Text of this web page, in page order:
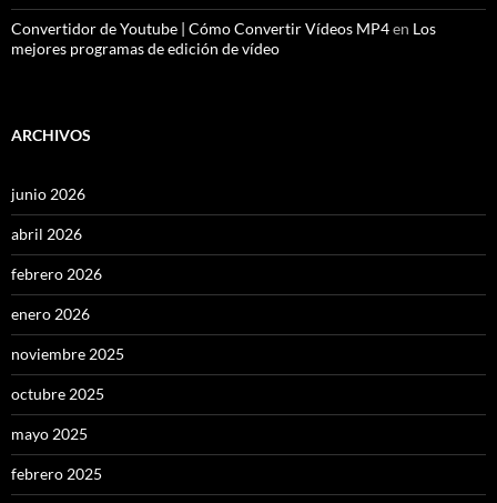
Convertidor de Youtube | Cómo Convertir Vídeos MP4en Los
mejores programas de edición de vídeo
ARCHIVOS
junio 2026
abril 2026
febrero 2026
enero 2026
noviembre 2025
octubre 2025
mayo 2025
febrero 2025